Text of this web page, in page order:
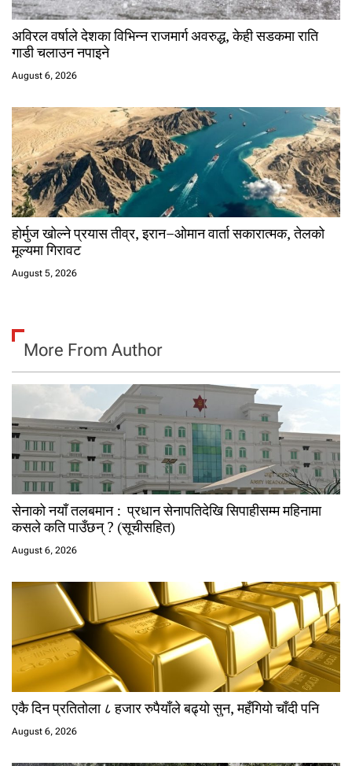
अविरल वर्षाले देशका विभिन्न राजमार्ग अवरुद्ध, केही सडकमा राति
गाडी चलाउन नपाइने
August 6, 2026
होर्मुज खोल्ने प्रयास तीव्र, इरान–ओमान वार्ता सकारात्मक, तेलको
मूल्यमा गिरावट
August 5, 2026
More From Author
सेनाको नयाँ तलबमान : प्रधान सेनापतिदेखि सिपाहीसम्म महिनामा
कसले कति पाउँछन् ? (सूचीसहित)
August 6, 2026
एकै दिन प्रतितोला ८ हजार रुपैयाँले बढ्यो सुन, महँगियो चाँदी पनि
August 6, 2026